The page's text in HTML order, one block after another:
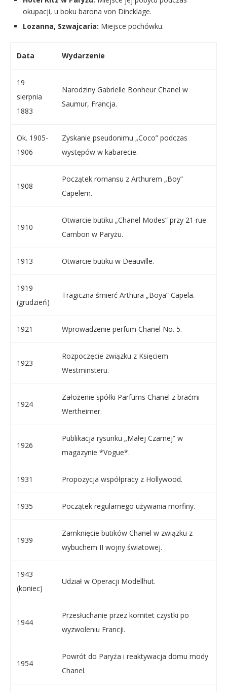
okupacji, u boku barona von Dincklage.
Lozanna, Szwajcaria: Miejsce pochówku.
Data Wydarzenie
19
sierpnia
1883
Narodziny Gabrielle Bonheur Chanel w
Saumur, Francja.
Ok. 1905-
1906
Zyskanie pseudonimu „Coco” podczas
występów w kabarecie.
1908
Początek romansu z Arthurem „Boy”
Capelem.
1910
Otwarcie butiku „Chanel Modes” przy 21 rue
Cambon w Paryżu.
1913 Otwarcie butiku w Deauville.
1919
(grudzień)
Tragiczna śmierć Arthura „Boya” Capela.
1921 Wprowadzenie perfum Chanel No. 5.
1923
Rozpoczęcie związku z Księciem
Westminsteru.
1924
Założenie spółki Parfums Chanel z braćmi
Wertheimer.
1926
Publikacja rysunku „Małej Czarnej” w
magazynie *Vogue*.
1931 Propozycja współpracy z Hollywood.
1935 Początek regularnego używania morfiny.
1939
Zamknięcie butików Chanel w związku z
wybuchem II wojny światowej.
1943
(koniec)
Udział w Operacji Modellhut.
1944
Przesłuchanie przez komitet czystki po
wyzwoleniu Francji.
1954
Powrót do Paryża i reaktywacja domu mody
Chanel.